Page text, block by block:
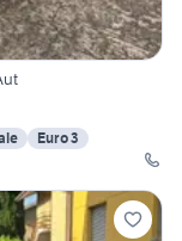
Euro 3